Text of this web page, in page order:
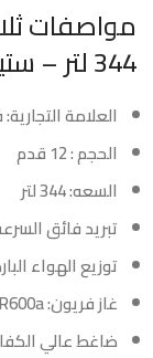
344 لتر – ستيل :
العلامة
الحجم : 12 قدم
السعه: 344 لتر
تبريد فائق
توزيع الهواء
غاز فريون: R600a
ضاغط عالي